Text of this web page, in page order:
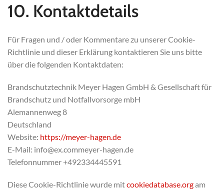
10. Kontaktdetails
Für Fragen und / oder Kommentare zu unserer Cookie-
Richtlinie und dieser Erklärung kontaktieren Sie uns bitte
über die folgenden Kontaktdaten:
Brandschutztechnik Meyer Hagen GmbH & Gesellschaft für
Brandschutz und Notfallvorsorge mbH
Alemannenweg 8
Deutschland
Website: https://meyer-hagen.de
E-Mail: info@ex.commeyer-hagen.de
Telefonnummer +492334445591
Diese Cookie-Richtlinie wurde mitcookiedatabase.orgam